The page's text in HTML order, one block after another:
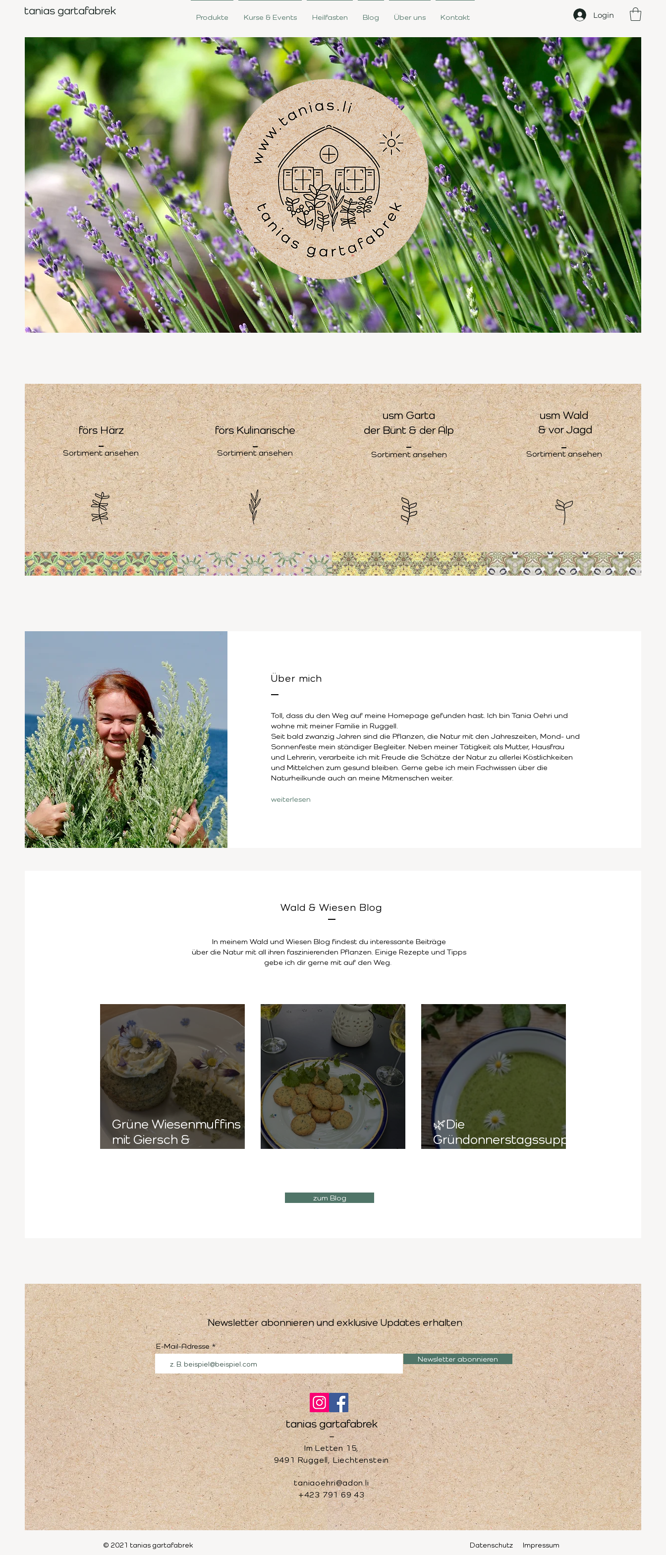
tanias gartafabrek Login
Produkte Kurse & Events Heilfasten Blog Über uns Kontakt
förs Härz
Sortiment ansehen
förs Kulinarische
Sortiment ansehen
der Bünt & der Alp
usm Garta
Sortiment ansehen
& vor Jagd
usm Wald
Sortiment ansehen
Über mich
Toll, dass du den Weg auf meine Homepage gefunden hast. Ich bin Tania Oehri und
wohne mit meiner Familie in Ruggell.
Seit bald zwanzig Jahren sind die Pflanzen, die Natur mit den Jahreszeiten, Mond- und
Sonnenfeste mein ständiger Begleiter. Neben meiner Tätigkeit als Mutter, Hausfrau
und Lehrerin, verarbeite ich mit Freude die Schätze der Natur zu allerlei Köstlichkeiten
und Mittelchen zum gesund bleiben. Gerne gebe ich mein Fachwissen über die
Naturheilkunde auch an meine Mitmenschen weiter.
weiterlesen
Wald & Wiesen Blog
In meinem Wald und Wiesen Blog findest du interessante Beiträge
über die Natur mit all ihren faszinierenden Pflanzen. Einige Rezepte und Tipps
gebe ich dir gerne mit auf den Weg.
Grüne Wiesenmuffins
mit Giersch &
🌿Die
Gründonnerstagssuppe
zum Blog
Newsletter abonnieren und exklusive Updates erhalten
E-Mail-Adresse
Newsletter abonnieren
tanias gartafabrek
–
Im Letten 15,
9491 Ruggell, Liechtenstein
taniaoehri@adon.li
+423 791 69 43
© 2021 tanias gartafabrek Datenschutz Impressum